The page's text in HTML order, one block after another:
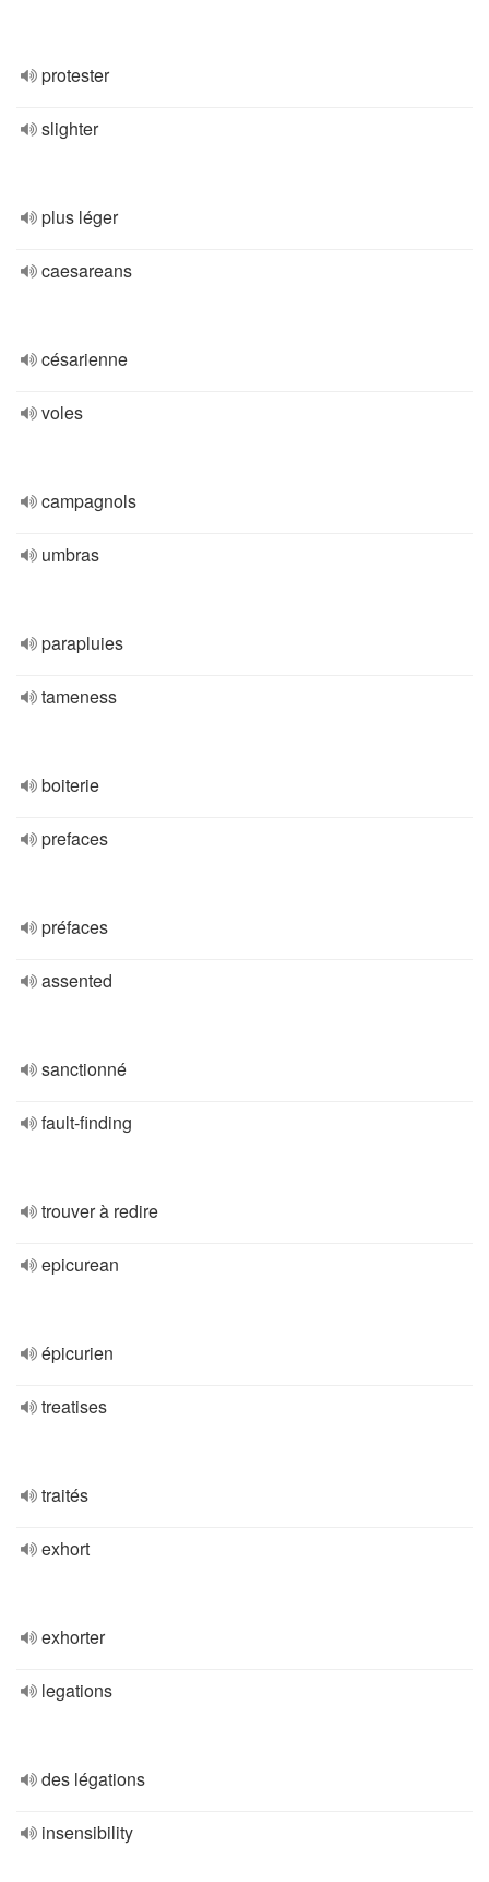
protester
slighter
plus léger
caesareans
césarienne
voles
campagnols
umbras
parapluies
tameness
boiterie
prefaces
préfaces
assented
sanctionné
fault-finding
trouver à redire
epicurean
épicurien
treatises
traités
exhort
exhorter
legations
des légations
insensibility